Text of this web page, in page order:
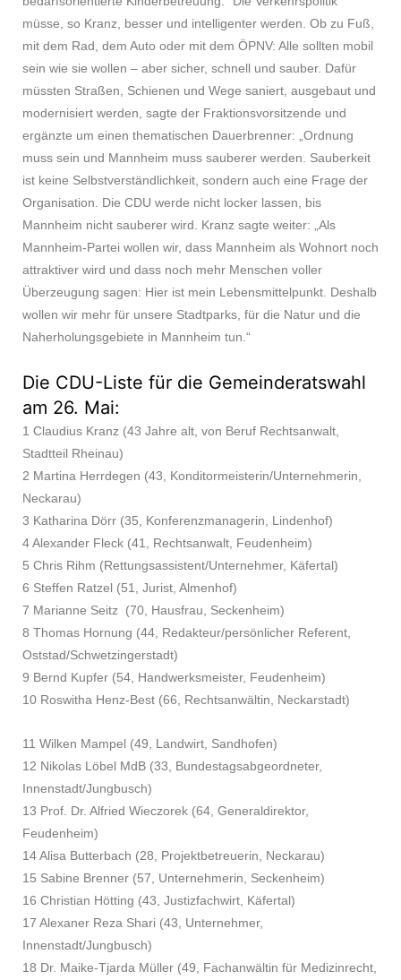
müsse, so Kranz, besser und intelligenter werden. Ob zu Fuß,
mit dem Rad, dem Auto oder mit dem ÖPNV: Alle sollten mobil
sein wie sie wollen – aber sicher, schnell und sauber. Dafür
müssten Straßen, Schienen und Wege saniert, ausgebaut und
modernisiert werden, sagte der Fraktionsvorsitzende und
ergänzte um einen thematischen Dauerbrenner: „Ordnung
muss sein und Mannheim muss sauberer werden. Sauberkeit
ist keine Selbstverständlichkeit, sondern auch eine Frage der
Organisation. Die CDU werde nicht locker lassen, bis
Mannheim nicht sauberer wird. Kranz sagte weiter: „Als
Mannheim-Partei wollen wir, dass Mannheim als Wohnort noch
attraktiver wird und dass noch mehr Menschen voller
Überzeugung sagen: Hier ist mein Lebensmittelpunkt. Deshalb
wollen wir mehr für unsere Stadtparks, für die Natur und die
Naherholungsgebiete in Mannheim tun.“
Die CDU-Liste für die Gemeinderatswahl
am 26. Mai:
1 Claudius Kranz (43 Jahre alt, von Beruf Rechtsanwalt,
Stadtteil Rheinau)
2 Martina Herrdegen (43, Konditormeisterin/Unternehmerin,
Neckarau)
3 Katharina Dörr (35, Konferenzmanagerin, Lindenhof)
4 Alexander Fleck (41, Rechtsanwalt, Feudenheim)
5 Chris Rihm (Rettungsassistent/Unternehmer, Käfertal)
6 Steffen Ratzel (51, Jurist, Almenhof)
7 Marianne Seitz (70, Hausfrau, Seckenheim)
8 Thomas Hornung (44, Redakteur/persönlicher Referent,
Oststad/Schwetzingerstadt)
9 Bernd Kupfer (54, Handwerksmeister, Feudenheim)
10 Roswitha Henz-Best (66, Rechtsanwältin, Neckarstadt)
11 Wilken Mampel (49, Landwirt, Sandhofen)
12 Nikolas Löbel MdB (33, Bundestagsabgeordneter,
Innenstadt/Jungbusch)
13 Prof. Dr. Alfried Wieczorek (64, Generaldirektor,
Feudenheim)
14 Alisa Butterbach (28, Projektbetreuerin, Neckarau)
15 Sabine Brenner (57, Unternehmerin, Seckenheim)
16 Christian Hötting (43, Justizfachwirt, Käfertal)
17 Alexaner Reza Shari (43, Unternehmer,
Innenstadt/Jungbusch)
18 Dr. Maike-Tjarda Müller (49, Fachanwältin für Medizinrecht,